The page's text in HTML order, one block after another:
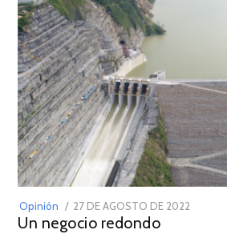
Opinión
POSTED
ON
27 DE AGOSTO DE 2022
Un negocio redondo